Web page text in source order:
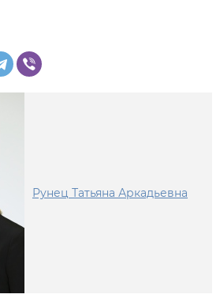
Рунец Татьяна Аркадьевна